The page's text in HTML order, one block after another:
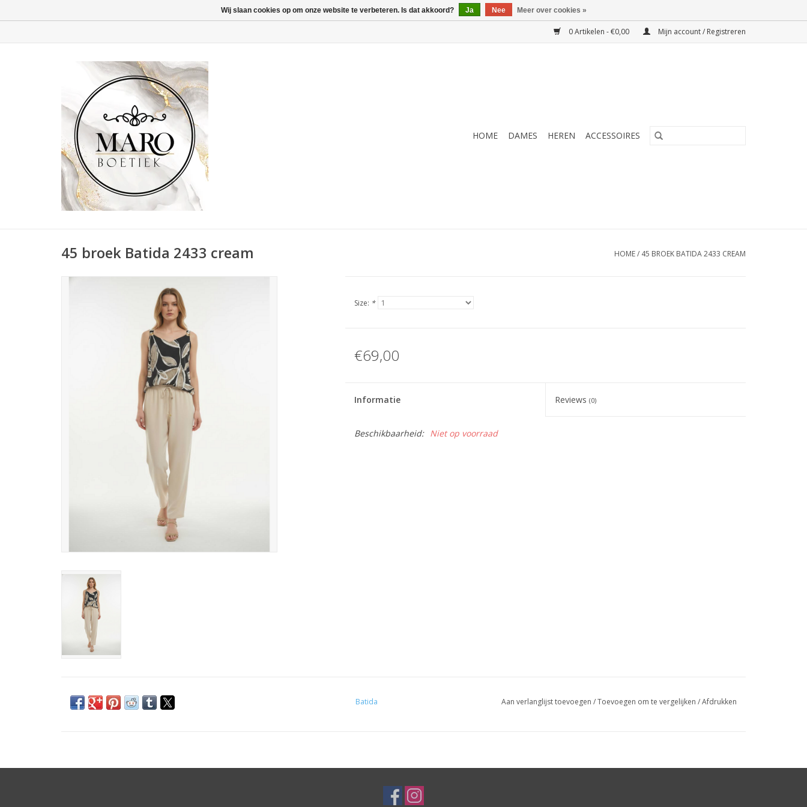
0 Artikelen - €0,00 Mijn account / Registreren
HOME DAMES HEREN ACCESSOIRES
45 broek Batida 2433 cream HOME/ 45 BROEK BATIDA 2433 CREAM
Size: *
€69,00
Informatie Reviews(0)
Beschikbaarheid: Niet op voorraad
Batida Aan verlanglijst toevoegen /Toevoegen om te vergelijken /Afdrukken
Wij slaan cookies op om onze website te verbeteren. Is dat akkoord? Ja Nee Meer over cookies »